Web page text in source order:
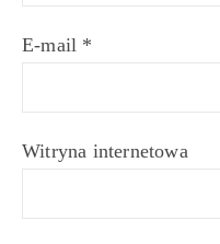
E-mail *
Witryna internetowa